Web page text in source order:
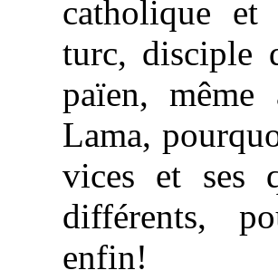
catholique et
turc, disciple
païen, même
Lama,
vices et ses
différents,
enfin!